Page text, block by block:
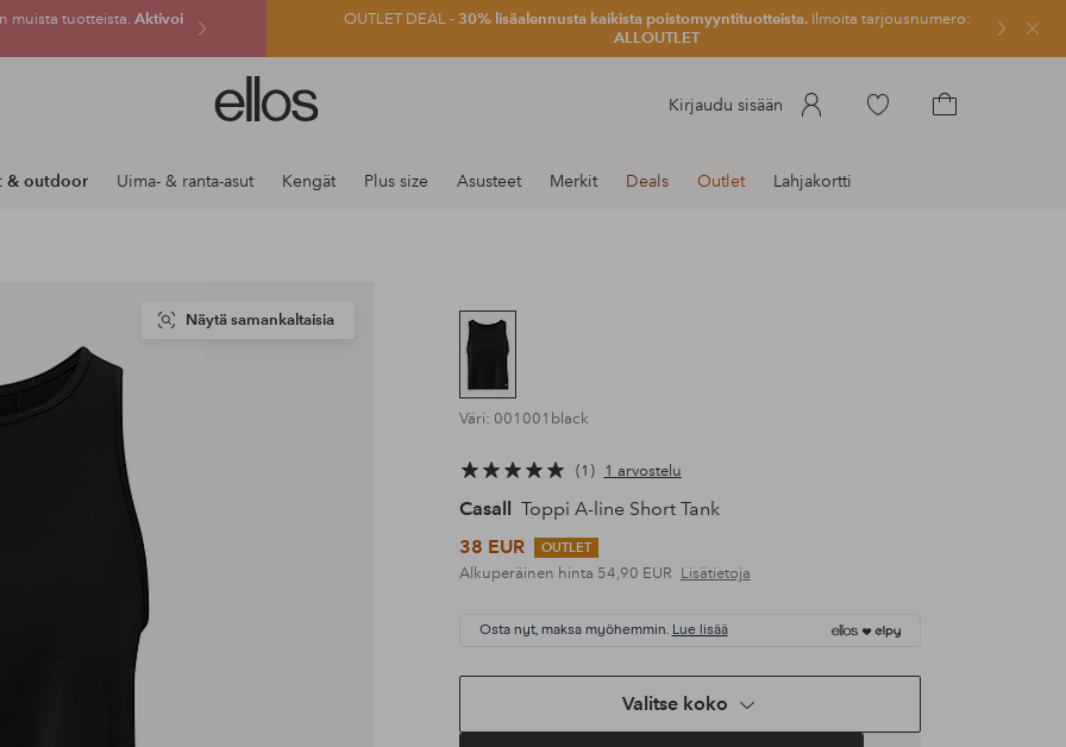
muista tuotteista. Aktivoi
OUTLET DEAL -30% lisäalennusta kaikista poistomyyntituotteista.Ilmoita tarjousnumero:
ALLOUTLET
Sulje
Ellos-
logo
siirry
Kirjaudu sisään
Siirry
& outdoor Uima- & ranta-asut Kengät Plus size Asusteet Merkit Deals Outlet Lahjakortti
Näytä samankaltaisia
Väri: 001001black
1 1 arvostelu
Casall
Toppi A-line Short Tank
38 EUR
OUTLET
Alkuperäinen hinta 54,90 EUR Lisätietoja
Osta nyt, maksa myöhemmin. Lue lisää
Valitse koko